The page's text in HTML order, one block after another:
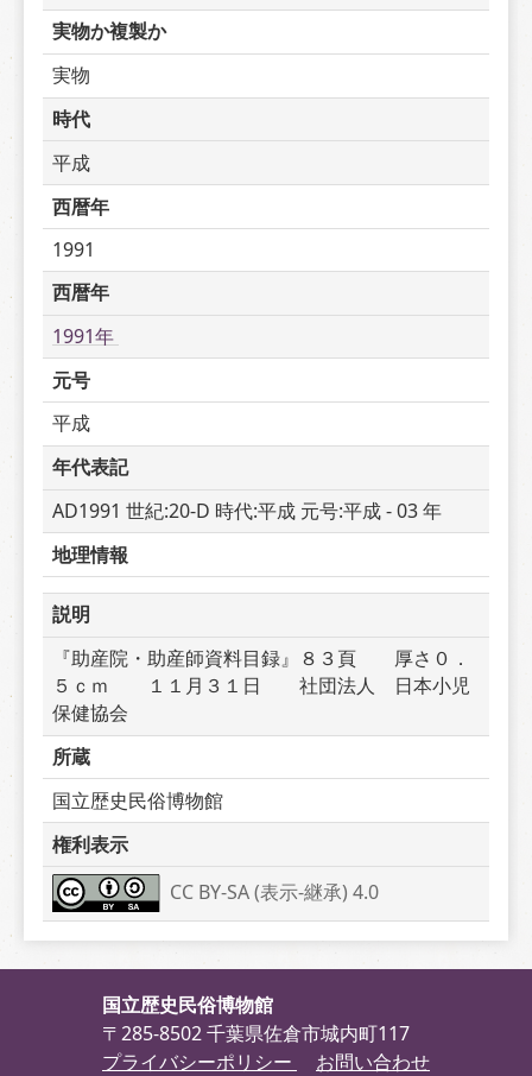
実物か複製か
実物
時代
平成
西暦年
1991
西暦年
1991年
元号
平成
年代表記
AD1991 世紀:20-D 時代:平成 元号:平成 - 03 年
地理情報
説明
『助産院・助産師資料目録』８３頁　　厚さ０．
５ｃｍ　　１１月３１日　　社団法人　日本小児
保健協会
所蔵
国立歴史民俗博物館
権利表示
CC BY-SA (表示-継承) 4.0
国立歴史民俗博物館
〒285-8502 千葉県佐倉市城内町117
プライバシーポリシー
お問い合わせ